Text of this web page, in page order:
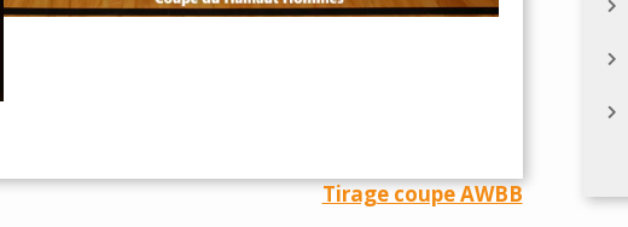
Tirage coupe AWBB